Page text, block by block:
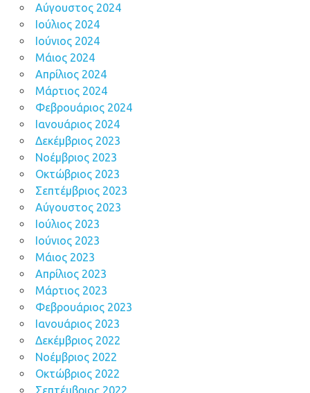
Αύγουστος 2024
Ιούλιος 2024
Ιούνιος 2024
Μάιος 2024
Απρίλιος 2024
Μάρτιος 2024
Φεβρουάριος 2024
Ιανουάριος 2024
Δεκέμβριος 2023
Νοέμβριος 2023
Οκτώβριος 2023
Σεπτέμβριος 2023
Αύγουστος 2023
Ιούλιος 2023
Ιούνιος 2023
Μάιος 2023
Απρίλιος 2023
Μάρτιος 2023
Φεβρουάριος 2023
Ιανουάριος 2023
Δεκέμβριος 2022
Νοέμβριος 2022
Οκτώβριος 2022
Σεπτέμβριος 2022